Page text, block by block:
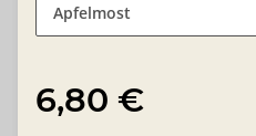
Apfelmost
6,80 €